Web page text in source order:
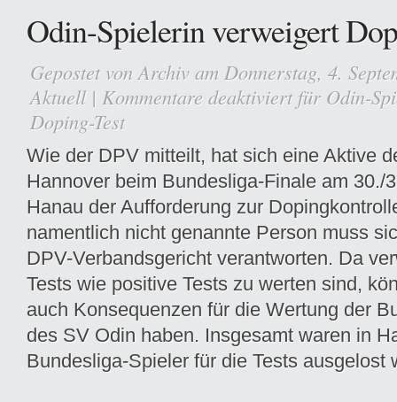
Odin-Spielerin verweigert
Gepostet vonArchiv am Donnerstag, 4.
Aktuell| Kommentare deaktiviertfür Odin-
Doping-Test
Wie der DPV mitteilt, hat sich eine Aktive
Hannover beim Bundesliga-Finale am 30./
Hanau der Aufforderung zur
namentlich nicht genannte Person muss
DPV-Verbandsgericht verantworten. Da
Tests wie positive Tests zu werten sind,
auch Konsequenzen für die Wertung der
des SV Odin haben. Insgesamt waren in
Bundesliga-Spieler für die Tests ausgelost